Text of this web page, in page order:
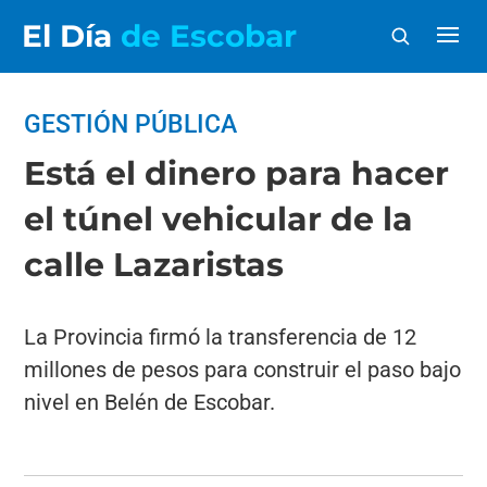
El Día de Escobar
GESTIÓN PÚBLICA
Está el dinero para hacer
el túnel vehicular de la
calle Lazaristas
La Provincia firmó la transferencia de 12
millones de pesos para construir el paso bajo
nivel en Belén de Escobar.